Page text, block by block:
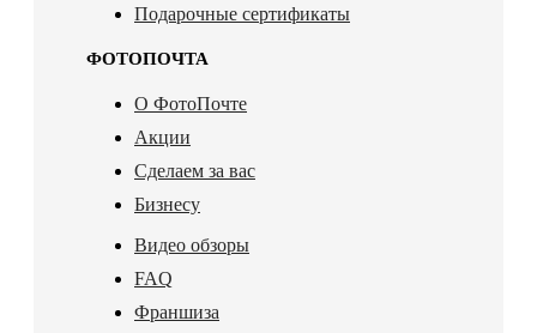
Подарочные сертификаты
ФОТОПОЧТА
О ФотоПочте
Акции
Сделаем за вас
Бизнесу
Видео обзоры
FAQ
Франшиза